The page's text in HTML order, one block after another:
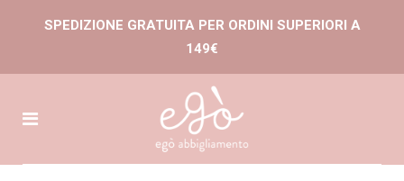
SPEDIZIONE GRATUITA PER ORDINI SUPERIORI A
149€